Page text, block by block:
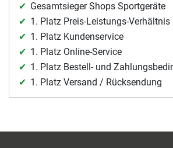
Gesamtsieger Shops Sportgeräte
1. Platz Preis-Leistungs-Verhältnis
1. Platz Kundenservice
1. Platz Online-Service
1. Platz Bestell- und
1. Platz Versand / Rücksendung